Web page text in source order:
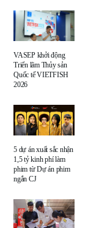
VASEP khởi động
Triển lãm Thủy sản
Quốc tế VIETFISH
2026
5 dự án xuất sắc nhận
1,5 tỷ kinh phí làm
phim từ Dự án phim
ngắn CJ